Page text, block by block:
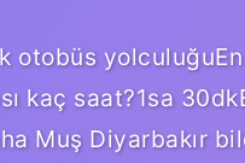
otobüs
kaç saat?1sa
Muş Diyarbakır